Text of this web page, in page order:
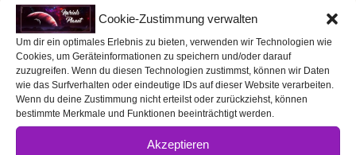
Cookie-Zustimmung verwalten
Um dir ein optimales Erlebnis zu bieten, verwenden wir Technologien wie
Cookies, um Geräteinformationen zu speichern und/oder darauf
zuzugreifen. Wenn du diesen Technologien zustimmst, können wir Daten
wie das Surfverhalten oder eindeutige IDs auf dieser Website verarbeiten.
Wenn du deine Zustimmung nicht erteilst oder zurückziehst, können
bestimmte Merkmale und Funktionen beeinträchtigt werden.
Akzeptieren